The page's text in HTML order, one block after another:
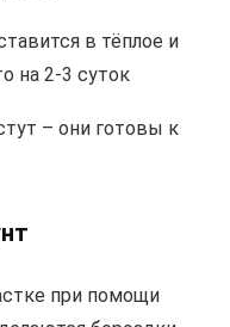
в тёплое и
на 2-3 суток
– они готовы к
при помощи